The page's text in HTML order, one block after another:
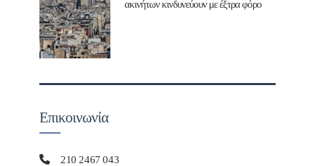
ακινήτων κινδυνεύουν με έξτρα φόρο
Επικοινωνία
210 2467 043